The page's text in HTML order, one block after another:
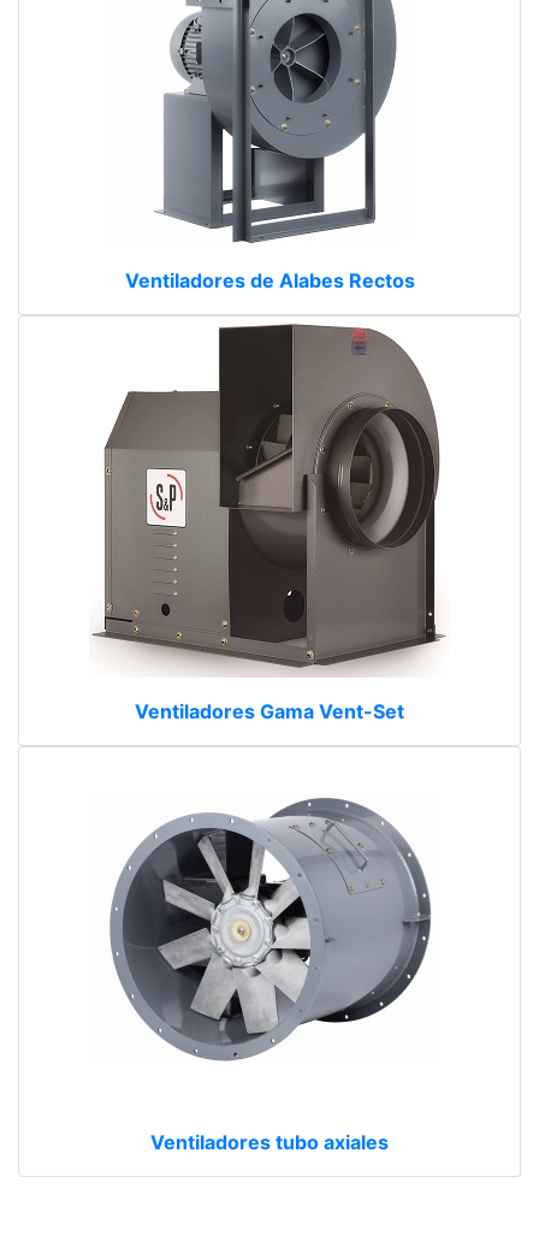
Ventiladores de Alabes Rectos
Ventiladores Gama Vent-Set
Ventiladores tubo axiales